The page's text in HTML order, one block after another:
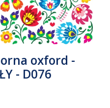
oxford -
- D076